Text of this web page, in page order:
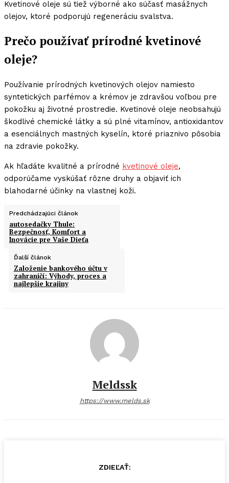
Kvetinové oleje sú tiež výborné ako súčasť masážnych
olejov, ktoré podporujú regeneráciu svalstva.
Prečo používať prírodné kvetinové
oleje?
Používanie prírodných kvetinových olejov namiesto
syntetických parfémov a krémov je zdravšou voľbou pre
pokožku aj životné prostredie. Kvetinové oleje neobsahujú
škodlivé chemické látky a sú plné vitamínov, antioxidantov
a esenciálnych mastných kyselín, ktoré priaznivo pôsobia
na zdravie pokožky.
Ak hľadáte kvalitné a prírodné kvetinové oleje,
odporúčame vyskúšať rôzne druhy a objaviť ich
blahodarné účinky na vlastnej koži.
Predchádzajúci článok
autosedačky Thule:
Bezpečnosť, Komfort a
Inovácie pre Vaše Dieťa
Ďalší článok
Založenie bankového účtu v
zahraničí: Výhody, proces a
najlepšie krajiny
Meldssk
https://www.melds.sk
ZDIEĽAŤ: